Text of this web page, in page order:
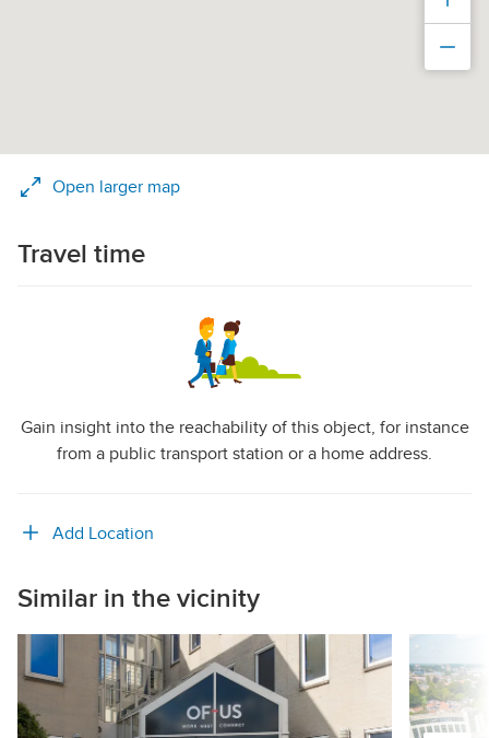
Open larger map
Travel time
Gain insight into the reachability of this object, for instance
from a public transport station or a home address.
Add Location
Similar in the vicinity